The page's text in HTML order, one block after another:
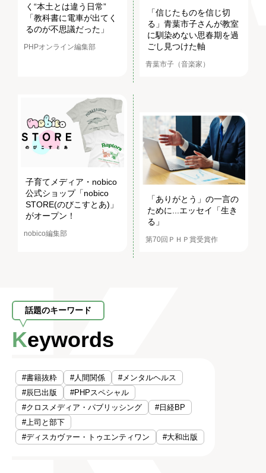
く“本土とは違う日常”
「教科書に電車が出てく
るのが不思議だった」
PHPオンライン編集部
「信じたものを信じ切
る」青葉市子さんが教室
に馴染めない思春期を過
ごし見つけた軸
青葉市子（音楽家）
子育てメディア・nobico
公式ショップ「nobico
STORE(のびこすとあ)」
がオープン！
nobico編集部
「ありがとう」の一言の
ために...エッセイ「生き
る」
第70回ＰＨＰ賞受賞作
話題のキーワード
Keywords
#書籍抜粋 #人間関係
#メンタルヘルス
#辰巳出版
#PHPスペシャル
#クロスメディア・パブリッシング
#日経BP
#上司と部下
#ディスカヴァー・トゥエンティワン
#大和出版